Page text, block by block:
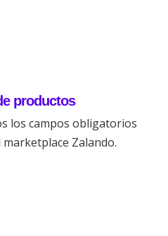
productos
los campos obligatorios
Zalando.